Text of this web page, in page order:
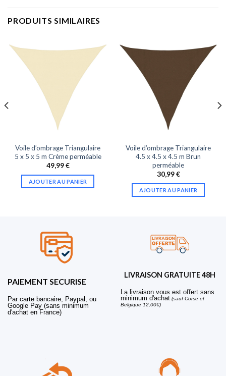
PRODUITS SIMILAIRES
Voile d’ombrage Triangulaire
5 x 5 x 5 m Crème perméable
49,99€
AJOUTER AU PANIER
Voile d’ombrage Triangulaire
4.5 x 4.5 x 4.5 m Brun
perméable
30,99€
AJOUTER AU PANIER
PAIEMENT SECURISE
Par carte bancaire, Paypal, ou
Google Pay (sans minimum
d'achat en France)
LIVRAISON GRATUITE 48H
La livraison vous est offert sans
minimum d'achat (sauf Corse et
Belgique 12,00€)